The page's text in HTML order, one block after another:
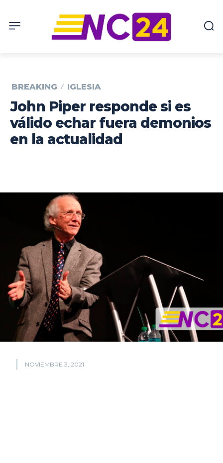
BREAKING IGLESIA
John Piper responde si es
válido echar fuera demonios
en la actualidad
NOVIEMBRE 3, 2021